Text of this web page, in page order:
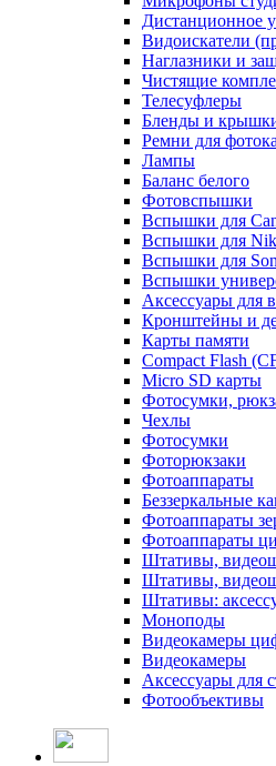
Дистанционное
Видоискатели
Наглазники и
Чистящие
Телесуфлеры
Бленды и
Ремни для
Лампы
Баланс белого
Фотовспышки
Вспышки для
Вспышки для
Вспышки для
Вспышки
Аксесcуары для
Кронштейны и
Карты памяти
Compact Flash
Micro SD карты
Фотосумки,
Чехлы
Фотосумки
Фоторюкзаки
Фотоаппараты
Беззеркальные
Фотоаппараты
Фотоаппараты
Штативы,
Штативы,
Штативы:
Моноподы
Видеокамеры
Видеокамеры
Аксессуары для
Фотообъективы